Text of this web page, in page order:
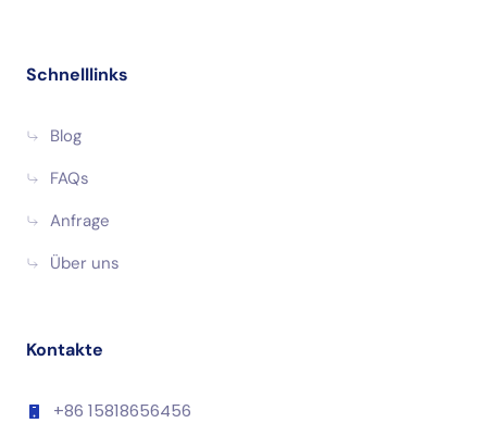
Schnelllinks
Blog
FAQs
Anfrage
Über uns
Kontakte
+86 15818656456